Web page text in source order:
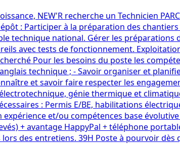
NEW'R recherche un Technicien
: Participer à la préparation des
technique national. Gérer les
avec tests de fonctionnement.
Pour les besoins du poste les
technique ; - Savoir organiser et
et savoir faire respecter les
génie thermique et
: Permis E/BE, habilitations
et/ou compétences base
+ avantage HappyPal + téléphone
des entretiens. 39H Poste à pourvoir dès